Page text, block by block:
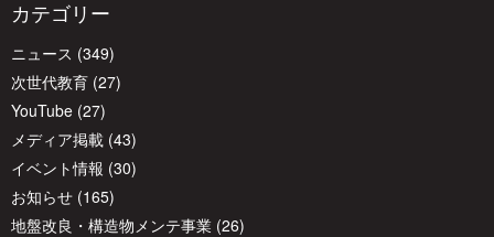
シ
ョ
ン
カテゴリー
ニュース (349)
次世代教育 (27)
YouTube (27)
メディア掲載 (43)
イベント情報 (30)
お知らせ (165)
地盤改良・構造物メンテ事業 (26)